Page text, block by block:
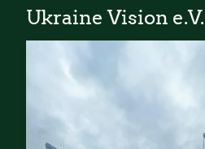
Ukraine Vision e.V.